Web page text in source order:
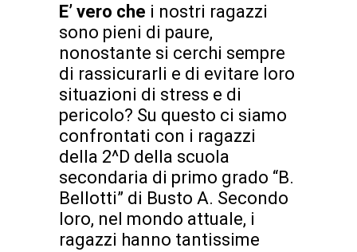
E’ vero che i nostri ragazzi
sono pieni di paure,
nonostante si cerchi sempre
di rassicurarli e di evitare loro
situazioni di stress e di
pericolo? Su questo ci siamo
confrontati con i ragazzi
della 2^D della scuola
secondaria di primo grado “B.
Bellotti” di Busto A. Secondo
loro, nel mondo attuale, i
ragazzi hanno tantissime